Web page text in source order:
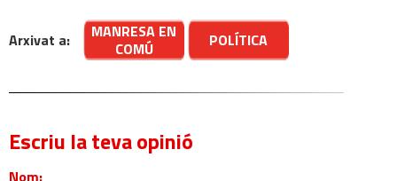
Arxivat a:
MANRESA EN
COMÚ
POLÍTICA
Escriu la teva opinió
Nom: